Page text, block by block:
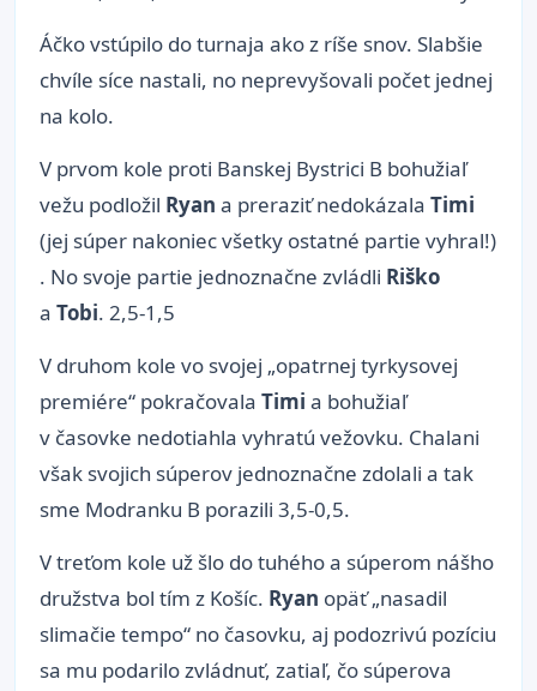
Áčko vstúpilo do turnaja ako z ríše snov. Slabšie
chvíle síce nastali, no neprevyšovali počet jednej
na kolo.
V prvom kole proti Banskej Bystrici B bohužiaľ
vežu podložil Ryan a preraziť nedokázala Timi
(jej súper nakoniec všetky ostatné partie vyhral!)
. No svoje partie jednoznačne zvládli Riško
a Tobi. 2,5-1,5
V druhom kole vo svojej „opatrnej tyrkysovej
premiére“ pokračovala Timi a bohužiaľ
v časovke nedotiahla vyhratú vežovku. Chalani
však svojich súperov jednoznačne zdolali a tak
sme Modranku B porazili 3,5-0,5.
V treťom kole už šlo do tuhého a súperom nášho
družstva bol tím z Košíc. Ryan opäť „nasadil
slimačie tempo“ no časovku, aj podozrivú pozíciu
sa mu podarilo zvládnuť, zatiaľ, čo súperova